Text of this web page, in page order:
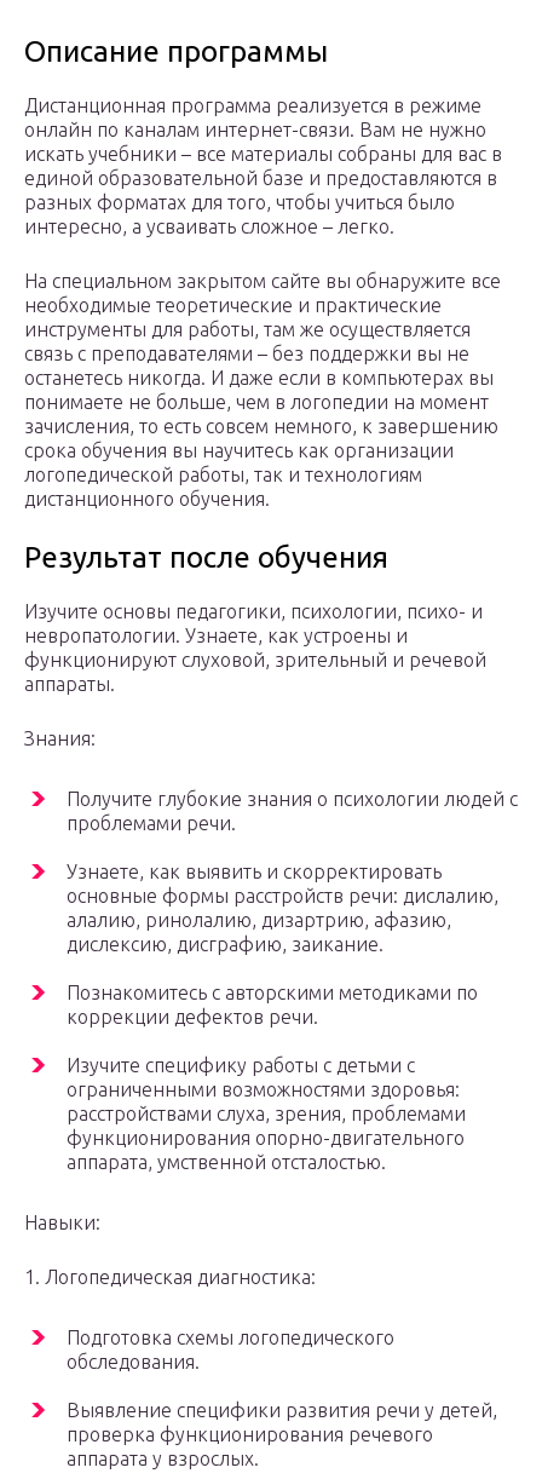
Описание программы
Дистанционная программа реализуется в режиме
онлайн по каналам интернет-связи. Вам не нужно
искать учебники – все материалы собраны для вас в
единой образовательной базе и предоставляются в
разных форматах для того, чтобы учиться было
интересно, а усваивать сложное – легко.
На специальном закрытом сайте вы обнаружите все
необходимые теоретические и практические
инструменты для работы, там же осуществляется
связь с преподавателями – без поддержки вы не
останетесь никогда. И даже если в компьютерах вы
понимаете не больше, чем в логопедии на момент
зачисления, то есть совсем немного, к завершению
срока обучения вы научитесь как организации
логопедической работы, так и технологиям
дистанционного обучения.
Результат после обучения
Изучите основы педагогики, психологии, психо- и
невропатологии. Узнаете, как устроены и
функционируют слуховой, зрительный и речевой
аппараты.
Знания:
Получите глубокие знания о психологии людей с
проблемами речи.
Узнаете, как выявить и скорректировать
основные формы расстройств речи: дислалию,
алалию, ринолалию, дизартрию, афазию,
дислексию, дисграфию, заикание.
Познакомитесь с авторскими методиками по
коррекции дефектов речи.
Изучите специфику работы с детьми с
ограниченными возможностями здоровья:
расстройствами слуха, зрения, проблемами
функционирования опорно-двигательного
аппарата, умственной отсталостью.
Навыки:
1. Логопедическая диагностика:
Подготовка схемы логопедического
обследования.
Выявление специфики развития речи у детей,
проверка функционирования речевого
аппарата у взрослых.